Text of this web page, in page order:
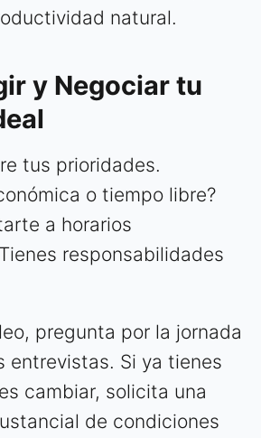
natural.
y Negociar tu
tus prioridades.
o tiempo libre?
a horarios
responsabilidades
pregunta por la jornada
entrevistas. Si ya tienes
cambiar, solicita una
de condiciones